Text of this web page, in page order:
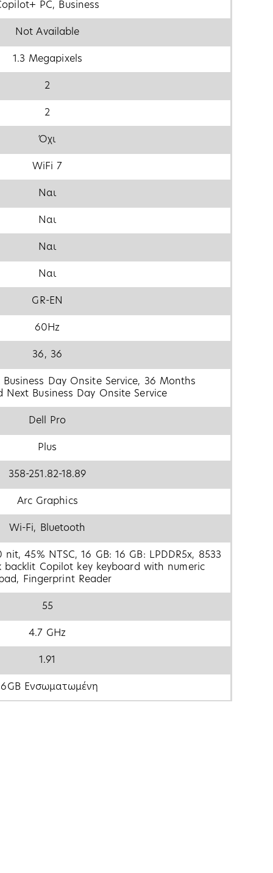
PC, Business
Not Available
1.3 Megapixels
2
2
Όχι
WiFi 7
Ναι
Ναι
Ναι
Ναι
GR-EN
60Hz
36, 36
Day Onsite Service, 36 Months
Next Business Day Onsite Service
Dell Pro
Plus
358-251.82-18.89
Arc Graphics
Wi-Fi, Bluetooth
45% NTSC, 16 GB: 16 GB: LPDDR5x, 8533
backlit Copilot key keyboard with numeric
Fingerprint Reader
55
4.7 GHz
1.91
Ενσωματωμένη